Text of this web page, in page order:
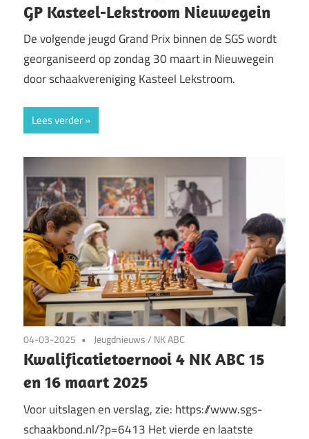
GP Kasteel-Lekstroom Nieuwegein
De volgende jeugd Grand Prix binnen de SGS wordt
georganiseerd op zondag 30 maart in Nieuwegein
door schaakvereniging Kasteel Lekstroom.
Lees verder
04-03-2025 Jeugdnieuws/ NK ABC
Kwalificatietoernooi 4 NK ABC 15
en 16 maart 2025
Voor uitslagen en verslag, zie: https://www.sgs-
schaakbond.nl/?p=6413 Het vierde en laatste